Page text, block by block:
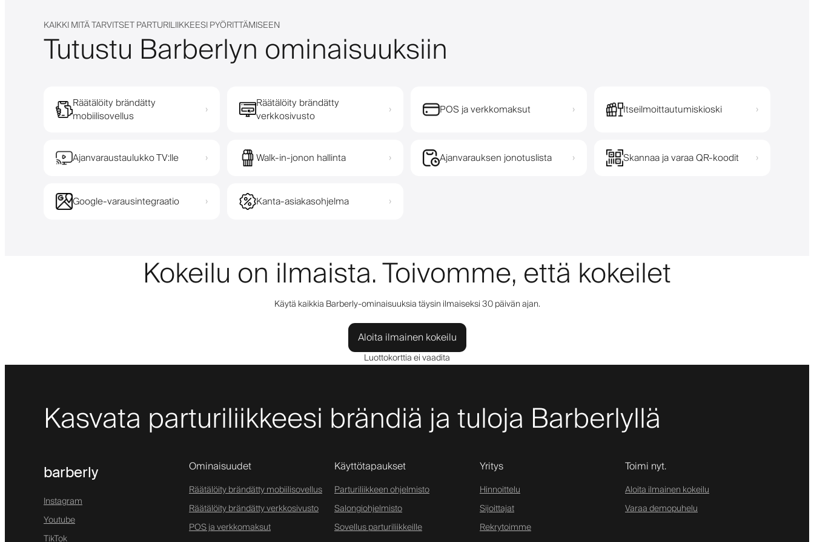
KAIKKI MITÄ TARVITSET PARTURILIIKKEESI PYÖRITTÄMISEEN
Tutustu Barberlyn ominaisuuksiin
Räätälöity brändätty
mobiilisovellus
›
Räätälöity brändätty
verkkosivusto
› POS ja verkkomaksut › Itseilmoittautumiskioski ›
Ajanvaraustaulukko TV:lle › Walk-in-jonon hallinta › Ajanvarauksen jonotuslista › Skannaa ja varaa QR-koodit ›
Google-varausintegraatio › Kanta-asiakasohjelma ›
Kokeilu on ilmaista. Toivomme, että kokeilet
Käytä kaikkia Barberly-ominaisuuksia täysin ilmaiseksi 30 päivän ajan.
Aloita ilmainen kokeilu
Luottokorttia ei vaadita
Kasvata parturiliikkeesi brändiä ja tuloja Barberlyllä
barberly
Instagram
Youtube
TikTok
Ominaisuudet
Räätälöity brändätty mobiilisovellus
Räätälöity brändätty verkkosivusto
POS ja verkkomaksut
Käyttötapaukset
Parturiliikkeen ohjelmisto
Salongiohjelmisto
Sovellus parturiliikkeille
Yritys
Hinnoittelu
Sijoittajat
Rekrytoimme
Toimi nyt.
Aloita ilmainen kokeilu
Varaa demopuhelu